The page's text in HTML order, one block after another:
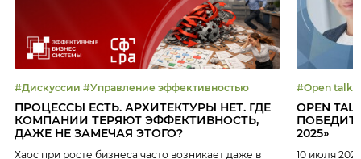
#Дискуссии #Управление эффективностью
ПРОЦЕССЫ ЕСТЬ. АРХИТЕКТУРЫ НЕТ. ГДЕ
КОМПАНИИ ТЕРЯЮТ ЭФФЕКТИВНОСТЬ,
ДАЖЕ НЕ ЗАМЕЧАЯ ЭТОГО?
Хаос при росте бизнеса часто возникает даже в
OPEN
2025»
10 июля